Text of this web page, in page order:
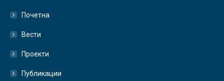
Почетна
Вести
Проекти
Публикации